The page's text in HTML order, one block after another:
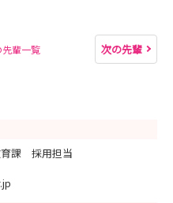
先輩一覧 次の先輩
課 採用担当